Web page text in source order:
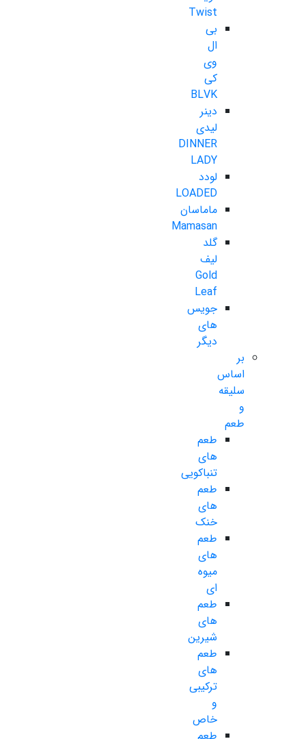
Twist
بی
ال
وی
کی
BLVK
دینر
لیدی
DINNER
LADY
لودد
LOADED
ماماسان
Mamasan
گلد
لیف
Gold
Leaf
جویس
های
دیگر
بر
اساس
سلیقه
و
طعم
طعم
های
تنباکویی
طعم
های
خنک
طعم
های
میوه
ای
طعم
های
شیرین
طعم
های
ترکیبی
و
خاص